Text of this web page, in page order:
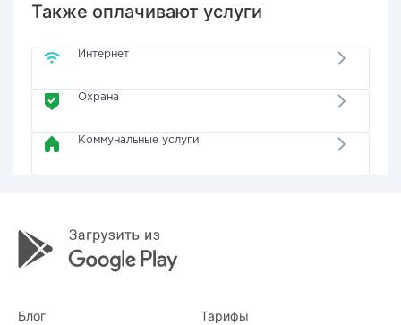
Также оплачивают услуги
Интернет
Охрана
Коммунальные услуги
Блог Тарифы